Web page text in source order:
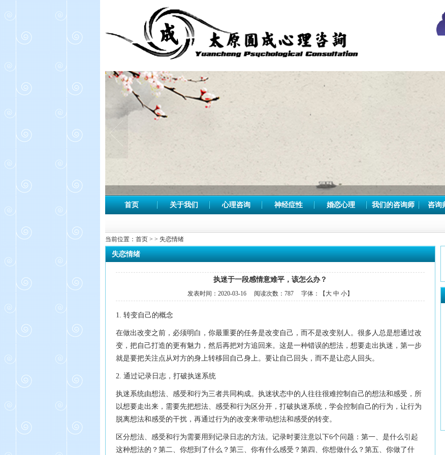
首页 关于我们 心理咨询 神经症性 婚恋心理 我们的咨询师 咨询
当前位置： 首页 > > 失恋情绪
失恋情绪
执迷于一段感情意难平，该怎么办？
发表时间： 2020-03-16 阅读次数： 787 字体：【 大 中 小】
1. 转变自己的概念
在做出改变之前，必须明白，你最重要的任务是改变自己，而不是改变别人。很多人总是想通过改
变，把自己打造的更有魅力，然后再把对方追回来。这是一种错误的想法，想要走出执迷，第一步
就是要把关注点从对方的身上转移回自己身上。要让自己回头，而不是让恋人回头。
2. 通过记录日志，打破执迷系统
执迷系统由想法、感受和行为三者共同构成。执迷状态中的人往往很难控制自己的想法和感受，所
以想要走出来，需要先把想法、感受和行为区分开，打破执迷系统，学会控制自己的行为，让行为
脱离想法和感受的干扰，再通过行为的改变来带动想法和感受的转变。
区分想法、感受和行为需要用到记录日志的方法。记录时要注意以下6个问题：第一、是什么引起
这种想法的？第二、你想到了什么？第三、你有什么感受？第四、你想做什么？第五、你做了什